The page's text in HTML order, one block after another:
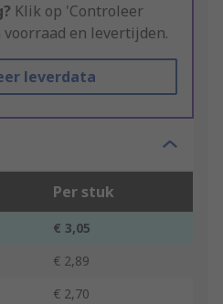
Klik op 'Controleer
en levertijden.
leverdata
Per stuk
€ 3,05
€ 2,89
€ 2,70